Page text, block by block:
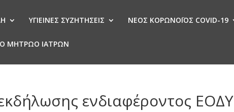
ΥΓΙΕΙΝΕΣ ΣΥΖΗΤΗΣΕΙΣ ΝΕΟΣ ΚΟΡΩΝΟΪΟΣ COVID-19
ΜΗΤΡΩΟ ΙΑΤΡΩΝ
ενδιαφέροντος ΕΟΔΥ